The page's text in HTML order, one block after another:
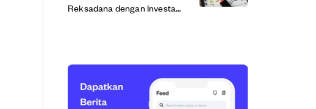
Reksadana dengan Investasi